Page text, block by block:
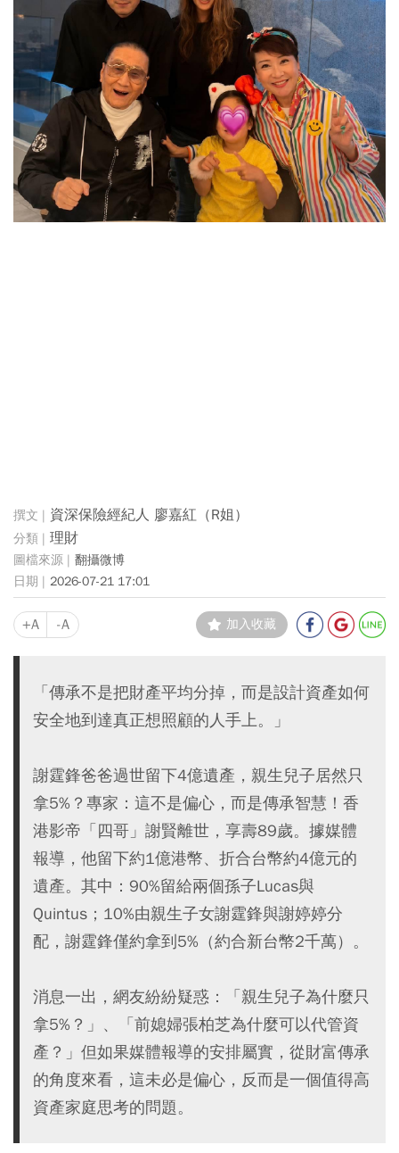
資深保險經紀人 廖嘉紅（R姐）
理財
翻攝微博
2026-07-21 17:01
+A -A 加入收藏
「傳承不是把財產平均分掉，而是設計資產如何
安全地到達真正想照顧的人手上。」
謝霆鋒爸爸過世留下4億遺產，親生兒子居然只
拿5%？專家：這不是偏心，而是傳承智慧！香
港影帝「四哥」謝賢離世，享壽89歲。據媒體
報導，他留下約1億港幣、折合台幣約4億元的
遺產。其中：90%留給兩個孫子Lucas與
Quintus；10%由親生子女謝霆鋒與謝婷婷分
配，謝霆鋒僅約拿到5%（約合新台幣2千萬）。
消息一出，網友紛紛疑惑：「親生兒子為什麼只
拿5%？」、「前媳婦張柏芝為什麼可以代管資
產？」但如果媒體報導的安排屬實，從財富傳承
的角度來看，這未必是偏心，反而是一個值得高
資產家庭思考的問題。